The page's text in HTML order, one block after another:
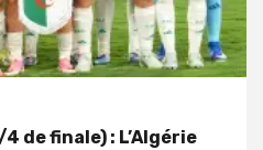
de finale) : L’Algérie